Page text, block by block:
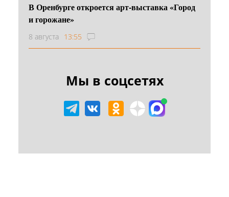
В Оренбурге откроется арт-выставка «Город
и горожане»
8 августа 13:55
Мы в соцсетях